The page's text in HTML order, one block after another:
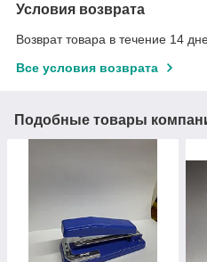
Условия возврата
Возврат товара в течение 14
Все условия возврата
Подобные товары